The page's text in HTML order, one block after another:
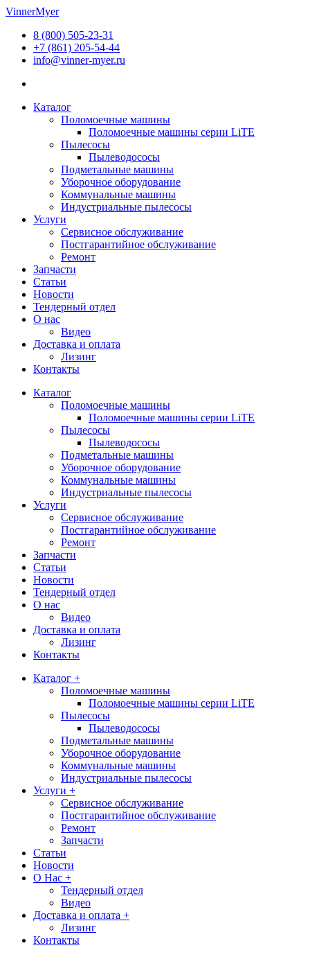
Перейти
содержимому
VinnerMyer
8 (800) 505-23-31
+7 (861) 205-54-44
info@vinner-myer.ru
Каталог
Поломоечные машины
Поломоечные машины серии LiTE
Пылесосы
Пылеводососы
Подметальные машины
Уборочное оборудование
Коммунальные машины
Индустриальные пылесосы
Услуги
Сервисное обслуживание
Постгарантийное обслуживание
Ремонт
Запчасти
Статьи
Новости
Тендерный отдел
О нас
Видео
Доставка и оплата
Лизинг
Контакты
Каталог
Поломоечные машины
Поломоечные машины серии LiTE
Пылесосы
Пылеводососы
Подметальные машины
Уборочное оборудование
Коммунальные машины
Индустриальные пылесосы
Услуги
Сервисное обслуживание
Постгарантийное обслуживание
Ремонт
Запчасти
Статьи
Новости
Тендерный отдел
О нас
Видео
Доставка и оплата
Лизинг
Контакты
Каталог +
Поломоечные машины
Поломоечные машины серии LiTE
Пылесосы
Пылеводососы
Подметальные машины
Уборочное оборудование
Коммунальные машины
Индустриальные пылесосы
Услуги +
Сервисное обслуживание
Постгарантийное обслуживание
Ремонт
Запчасти
Статьи
Новости
О Нас +
Тендерный отдел
Видео
Доставка и оплата +
Лизинг
Контакты